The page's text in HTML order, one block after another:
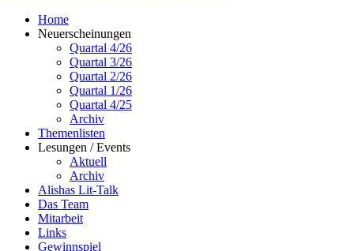
Home
Neuerscheinungen
Quartal 4/26
Quartal 3/26
Quartal 2/26
Quartal 1/26
Quartal 4/25
Archiv
Themenlisten
Lesungen / Events
Aktuell
Archiv
Alishas Lit-Talk
Das Team
Mitarbeit
Links
Gewinnspiel